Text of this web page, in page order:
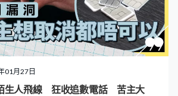
01月27日
生人飛線 狂收追數電話 苦主大